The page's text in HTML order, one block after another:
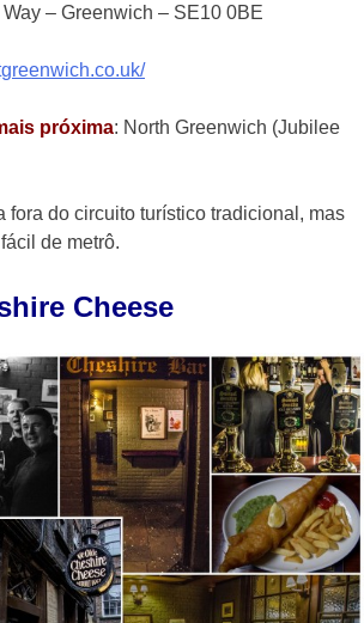
– Greenwich – SE10 0BE
próxima: North Greenwich (Jubilee
fora do circuito turístico tradicional, mas
de metrô.
Cheese